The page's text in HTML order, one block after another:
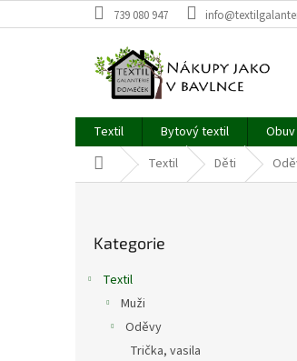
na
739 080 947
Textil Bytový textil Obuv
Domů Textil Děti
kategorie
Kategorie
Textil
Muži
Oděvy
Trička, vasila